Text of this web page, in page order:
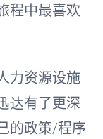
程中最喜欢
力资源设施
达有了更深
的政策/程序